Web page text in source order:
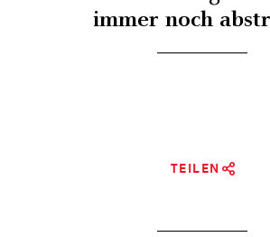
immer noch
TEILEN